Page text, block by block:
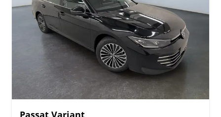
Passat Variant